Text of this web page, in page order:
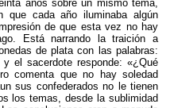
años sobre un mismo tema,
que cada año iluminaba algún
de que esta vez no hay
Está narrando la traición a
de plata con las palabras:
el sacerdote responde: «¿Qué
comenta que no hay soledad
sus confederados no le tienen
los temas, desde la sublimidad